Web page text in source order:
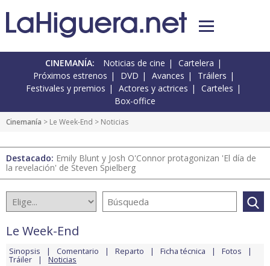
CINEMANÍA: Noticias de cine
Cartelera
Próximos estrenos
DVD Avances
Tráilers
Festivales y premios
Actores y actrices
Carteles
Box-office
Cinemanía > Le Week-End > Noticias
Destacado: Emily Blunt y Josh O'Connor protagonizan 'El día de
la revelación' de Steven Spielberg
Le Week-End
Sinopsis Comentario Reparto Ficha técnica Fotos
Tráiler Noticias